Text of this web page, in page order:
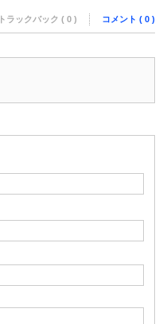
トラックバック ( 0 ) コメント ( 0 )